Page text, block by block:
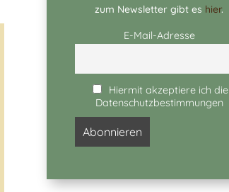
zum Newsletter gibt es hier.
E-Mail-Adresse
Hiermit akzeptiere ich die
Datenschutzbestimmungen